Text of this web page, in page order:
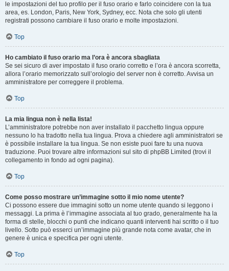
le impostazioni del tuo profilo per il fuso orario e farlo coincidere con la tua
area, es. London, Paris, New York, Sydney, ecc. Nota che solo gli utenti
registrati possono cambiare il fuso orario e molte impostazioni.
Top
Ho cambiato il fuso orario ma l’ora è ancora sbagliata
Se sei sicuro di aver impostato il fuso orario corretto e l’ora è ancora scorretta,
allora l’orario memorizzato sull’orologio del server non è corretto. Avvisa un
amministratore per correggere il problema.
Top
La mia lingua non è nella lista!
L’amministratore potrebbe non aver installato il pacchetto lingua oppure
nessuno lo ha tradotto nella tua lingua. Prova a chiedere agli amministratori se
è possibile installare la tua lingua. Se non esiste puoi fare tu una nuova
traduzione. Puoi trovare altre informazioni sul sito di phpBB Limited (trovi il
collegamento in fondo ad ogni pagina).
Top
Come posso mostrare un’immagine sotto il mio nome utente?
Ci possono essere due immagini sotto un nome utente quando si leggono i
messaggi. La prima è l’immagine associata al tuo grado, generalmente ha la
forma di stelle, blocchi o punti che indicano quanti interventi hai scritto o il tuo
livello. Sotto può esserci un’immagine più grande nota come avatar, che in
genere è unica e specifica per ogni utente.
Top